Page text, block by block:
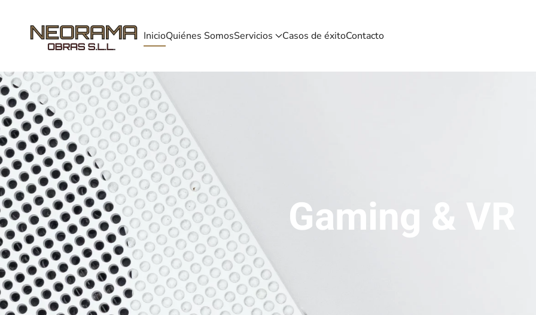
Skip to main content InicioQuiénes SomosServicios Casos de éxitoContacto
Gaming & VR